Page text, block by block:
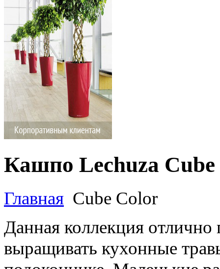
Кашпо Lechuza
Главная Cube Color
Данная коллекция
выращивать кухонные